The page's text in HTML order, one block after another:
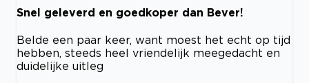
Snel geleverd en goedkoper dan Bever!
Belde een paar keer, want moest het echt op tijd
hebben, steeds heel vriendelijk meegedacht en
duidelijke uitleg